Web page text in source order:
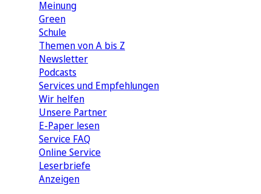
Meinung
Green
Schule
Themen von A bis Z
Newsletter
Podcasts
Services und Empfehlungen
Wir helfen
Unsere Partner
E-Paper lesen
Service FAQ
Online Service
Leserbriefe
Anzeigen